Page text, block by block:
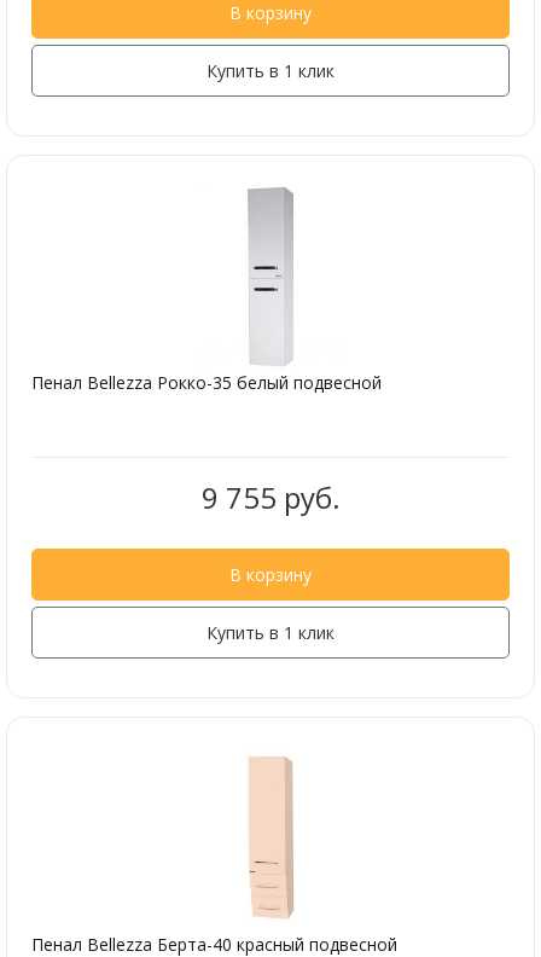
В корзину
Купить в 1 клик
Пенал Bellezza Рокко-35 белый подвесной
9 755 руб.
В корзину
Купить в 1 клик
Пенал Bellezza Берта-40 красный подвесной